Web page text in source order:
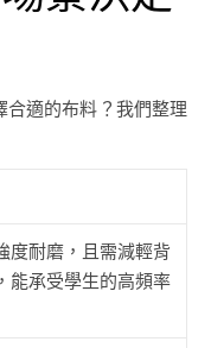
適的布料？我們整理
度耐磨，且需減輕背
能承受學生的高頻率